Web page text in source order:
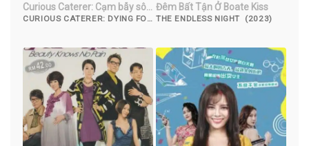
Curious Caterer: Cạm bẫy sô
cô la
CURIOUS CATERER: DYING FOR
Đêm Bất Tận Ở Boate Kiss
THE ENDLESS NIGHT (2023)